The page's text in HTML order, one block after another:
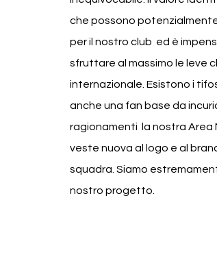
che possono
per il nostro club  ed è
sfruttare al massimo le leve
internazionale. Esistono i
anche una fan base da
ragionamenti  la nostra Area
veste nuova al logo e al
squadra. Siamo
nostro progetto.